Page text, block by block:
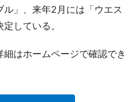
ル」、来年2月には「ウエス
している。
はホームページで確認でき